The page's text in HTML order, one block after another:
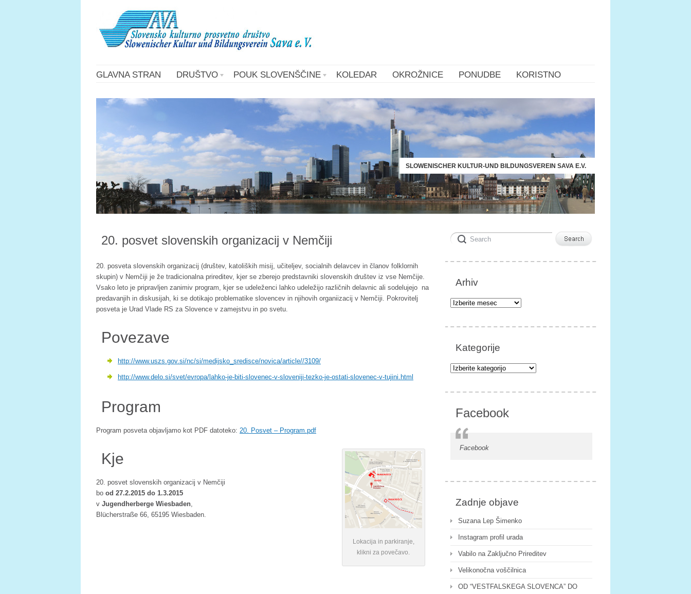
GLAVNA STRAN DRUŠTVO POUK SLOVENŠČINE KOLEDAR OKROŽNICE PONUDBE KORISTNO
SLOWENISCHER KULTUR-UND BILDUNGSVEREIN SAVA E.V.
20. posvet slovenskih organizacij v Nemčiji
20. posveta slovenskih organizacij (društev, katoliških misij, učiteljev, socialnih delavcev in članov folklornih
skupin) v Nemčiji je že tradicionalna prireditev, kjer se zberejo predstavniki slovenskih društev iz vse Nemčije.
Vsako leto je pripravljen zanimiv program, kjer se udeleženci lahko udeležijo različnih delavnic ali sodelujejo na
predavanjih in diskusijah, ki se dotikajo problematike slovencev in njihovih organiizacij v Nemčiji. Pokrovitelj
posveta je Urad Vlade RS za Slovence v zamejstvu in po svetu.
Povezave
http://www.uszs.gov.si/nc/si/medijsko_sredisce/novica/article//3109/
http://www.delo.si/svet/evropa/lahko-je-biti-slovenec-v-sloveniji-tezko-je-ostati-slovenec-v-tujini.html
Program
Program posveta objavljamo kot PDF datoteko: 20. Posvet – Program.pdf
Lokacija in parkiranje,
klikni za povečavo.
Kje
20. posvet slovenskih organizacij v Nemčiji
bo od 27.2.2015 do 1.3.2015
v Jugendherberge Wiesbaden,
Blücherstraße 66, 65195 Wiesbaden.
Arhiv
Arhiv
Kategorije
Kategorije
Facebook
Facebook
Zadnje objave
Suzana Lep Šimenko
Instagram profil urada
Vabilo na Zaključno Prireditev
Velikonočna voščilnica
OD “VESTFALSKEGA SLOVENCA” DO